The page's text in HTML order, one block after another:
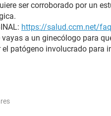
ser corroborado por un
https://salud.ccm.net/
vayas a un ginecólogo para
patógeno involucrado para